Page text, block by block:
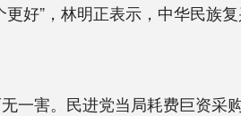
”，林明正表示，中华民族
害。民进党当局耗费巨资采